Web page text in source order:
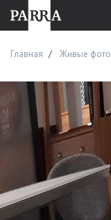
Главная Живые фото